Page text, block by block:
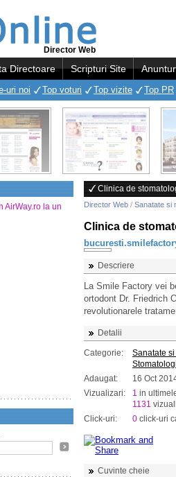
Director Web
Directoare Scripturi Site
uri noi Top voturi Top vizite Top PR
AirWay.ro la un
Clinica de
Director Web / Sanatate si
Clinica de
Descriere
La Smile Factory vei
ortodont Dr. Friedrich
revolutionarele
Detalii
Categorie:
Sanatate
Adaugat:
16 Oct
Vizualizari:
1 in
1131
Click-uri:
0 click-uri
Cuvinte cheie